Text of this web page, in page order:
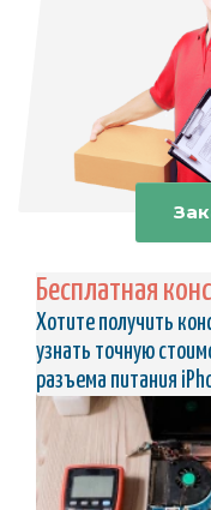
Бесплатная
Хотите получить
узнать точную
разъема питания